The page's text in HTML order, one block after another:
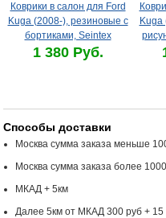
Коврики в салон для Ford
Kuga (2008-), резиновые с
бортиками, Seintex
1 380 Руб.
Kuga
Способы доставки
Москва сумма заказа меньше
Москва сумма заказа более
МКАД + 5км
Далее 5км от МКАД 300 руб + 15